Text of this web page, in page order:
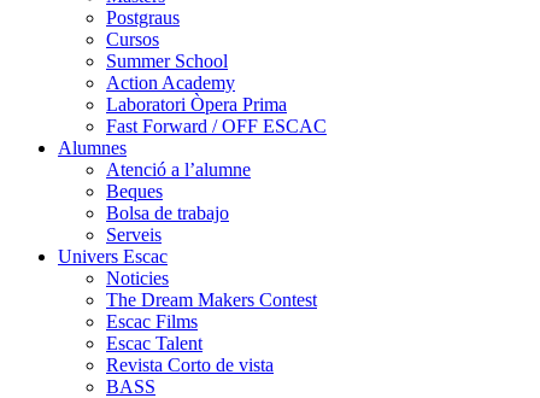
Postgraus
Cursos
Summer School
Action Academy
Laboratori Òpera Prima
Fast Forward / OFF ESCAC
Alumnes
Atenció a l’alumne
Beques
Bolsa de trabajo
Serveis
Univers Escac
Noticies
The Dream Makers Contest
Escac Films
Escac Talent
Revista Corto de vista
BASS